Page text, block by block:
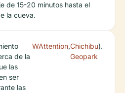
de 15-20 minutos hasta el
la cueva.
de la
las
ser
las
WAttention,Chichibu
Geopark
).